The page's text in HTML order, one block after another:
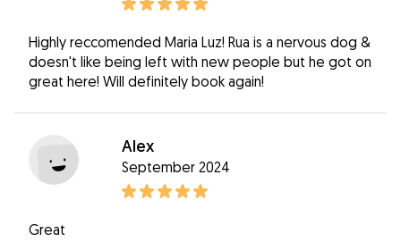
Highly reccomended Maria Luz! Rua is a nervous dog &
doesn't like being left with new people but he got on
great here! Will definitely book again!
Alex
September 2024
Great